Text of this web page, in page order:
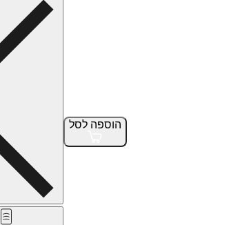
הוספה לסל